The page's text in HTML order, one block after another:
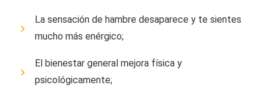
La sensación de hambre desaparece y te sientes
mucho más enérgico;
El bienestar general mejora física y
psicológicamente;